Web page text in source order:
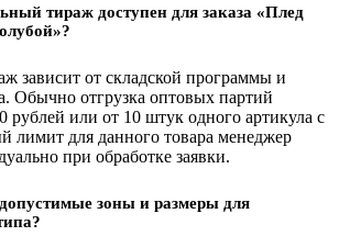
тираж доступен для заказа «Плед
зависит от складской программы и
Обычно отгрузка оптовых партий
рублей или от 10 штук одного артикула с
лимит для данного товара менеджер
при обработке заявки.
зоны и размеры для